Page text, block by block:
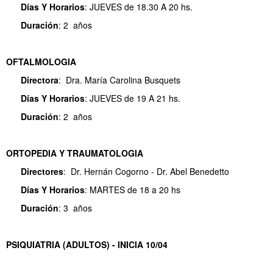
Días Y Horarios: JUEVES de 18.30 A 20 hs.
Duración: 2 años
OFTALMOLOGIA
Directora: Dra. María Carolina Busquets
Días Y Horarios: JUEVES de 19 A 21 hs.
Duración: 2 años
ORTOPEDIA Y TRAUMATOLOGIA
Directores: Dr. Hernán Cogorno - Dr. Abel Benedetto
Días Y Horarios: MARTES de 18 a 20 hs
Duración: 3 años
PSIQUIATRIA (ADULTOS) - INICIA 10/04